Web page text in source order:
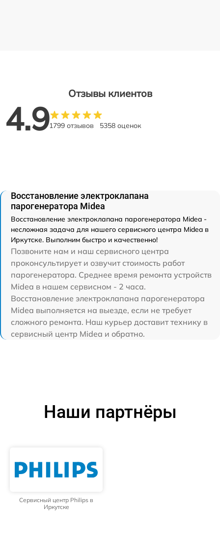
Отзывы клиентов
4.91799 отзывов 5358 оценок
Восстановление электроклапана
парогенератора Midea
Восстановление электроклапана парогенератора Midea -
несложная задача для нашего сервисного центра Midea в
Иркутске. Выполним быстро и качественно!
Позвоните нам и наш сервисного центра
проконсультирует и озвучит стоимость работ
парогенератора. Среднее время ремонта устройств
Midea в нашем сервисном - 2 часа.
Восстановление электроклапана парогенератора
Midea выполняется на выезде, если не требует
сложного ремонта. Наш курьер доставит технику в
сервисный центр Midea и обратно.
Наши партнёры
Сервисный центр Philips в
Иркутске